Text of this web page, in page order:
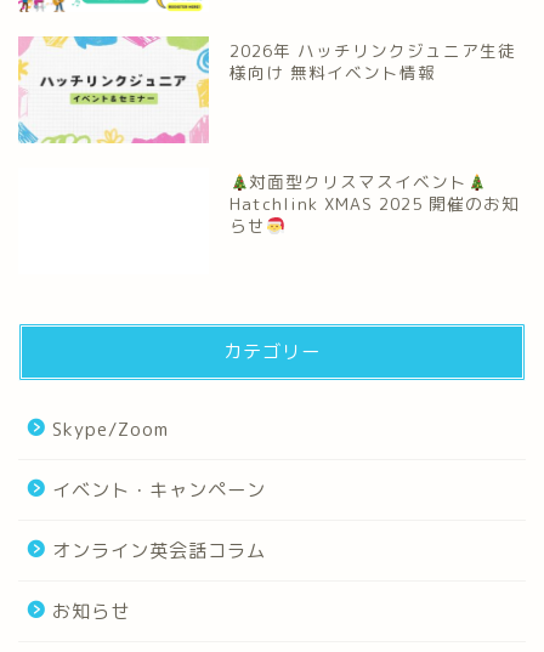
2026年 ハッチリンクジュニア生徒
様向け 無料イベント情報
対面型クリスマスイベント
Hatchlink XMAS 2025 開催のお知
らせ
カテゴリー
Skype/Zoom
イベント・キャンペーン
オンライン英会話コラム
お知らせ